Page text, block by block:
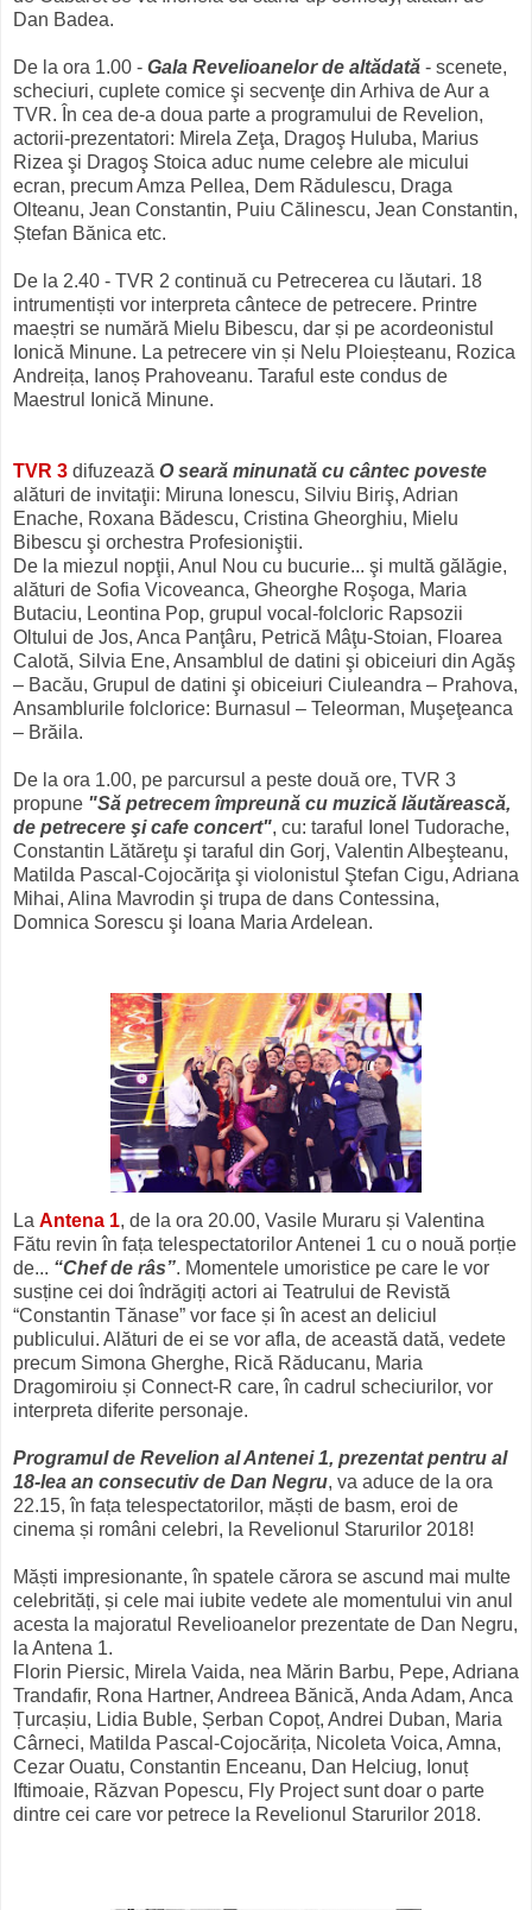
Dan Badea.
De la ora 1.00 - Gala Revelioanelor de altădată - scenete,
scheciuri, cuplete comice şi secvenţe din Arhiva de Aur a
TVR. În cea de-a doua parte a programului de Revelion,
actorii-prezentatori: Mirela Zeţa, Dragoş Huluba, Marius
Rizea şi Dragoş Stoica aduc nume celebre ale micului
ecran, precum Amza Pellea, Dem Rădulescu, Draga
Olteanu, Jean Constantin, Puiu Călinescu, Jean Constantin,
Ștefan Bănica etc.
De la 2.40 - TVR 2 continuă cu Petrecerea cu lăutari. 18
intrumentiști vor interpreta cântece de petrecere. Printre
maeștri se numără Mielu Bibescu, dar și pe acordeonistul
Ionică Minune. La petrecere vin și Nelu Ploieșteanu, Rozica
Andreița, Ianoș Prahoveanu. Taraful este condus de
Maestrul Ionică Minune.
TVR 3 difuzează O seară minunată cu cântec poveste
alături de invitaţii: Miruna Ionescu, Silviu Biriş, Adrian
Enache, Roxana Bădescu, Cristina Gheorghiu, Mielu
Bibescu şi orchestra Profesioniştii.
De la miezul nopţii, Anul Nou cu bucurie... şi multă gălăgie,
alături de Sofia Vicoveanca, Gheorghe Roşoga, Maria
Butaciu, Leontina Pop, grupul vocal-folcloric Rapsozii
Oltului de Jos, Anca Panţâru, Petrică Mâţu-Stoian, Floarea
Calotă, Silvia Ene, Ansamblul de datini şi obiceiuri din Agăş
– Bacău, Grupul de datini şi obiceiuri Ciuleandra – Prahova,
Ansamblurile folclorice: Burnasul – Teleorman, Muşeţeanca
– Brăila.
De la ora 1.00, pe parcursul a peste două ore, TVR 3
propune "Să petrecem împreună cu muzică lăutărească,
de petrecere şi cafe concert", cu: taraful Ionel Tudorache,
Constantin Lătăreţu şi taraful din Gorj, Valentin Albeşteanu,
Matilda Pascal-Cojocăriţa şi violonistul Ştefan Cigu, Adriana
Mihai, Alina Mavrodin şi trupa de dans Contessina,
Domnica Sorescu şi Ioana Maria Ardelean.
La Antena 1, de la ora 20.00, Vasile Muraru și Valentina
Fătu revin în fața telespectatorilor Antenei 1 cu o nouă porție
de... “Chef de râs”. Momentele umoristice pe care le vor
susține cei doi îndrăgiți actori ai Teatrului de Revistă
“Constantin Tănase” vor face și în acest an deliciul
publicului. Alături de ei se vor afla, de această dată, vedete
precum Simona Gherghe, Rică Răducanu, Maria
Dragomiroiu și Connect-R care, în cadrul scheciurilor, vor
interpreta diferite personaje.
Programul de Revelion al Antenei 1, prezentat pentru al
18-lea an consecutiv de Dan Negru, va aduce de la ora
22.15, în fața telespectatorilor, măști de basm, eroi de
cinema și români celebri, la Revelionul Starurilor 2018!
Măști impresionante, în spatele cărora se ascund mai multe
celebrități, și cele mai iubite vedete ale momentului vin anul
acesta la majoratul Revelioanelor prezentate de Dan Negru,
la Antena 1.
Florin Piersic, Mirela Vaida, nea Mărin Barbu, Pepe, Adriana
Trandafir, Rona Hartner, Andreea Bănică, Anda Adam, Anca
Țurcașiu, Lidia Buble, Șerban Copoț, Andrei Duban, Maria
Cârneci, Matilda Pascal-Cojocărița, Nicoleta Voica, Amna,
Cezar Ouatu, Constantin Enceanu, Dan Helciug, Ionuț
Iftimoaie, Răzvan Popescu, Fly Project sunt doar o parte
dintre cei care vor petrece la Revelionul Starurilor 2018.